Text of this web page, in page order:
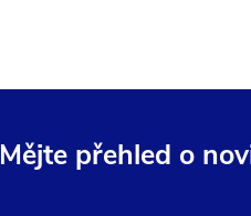
Mějte přehled o